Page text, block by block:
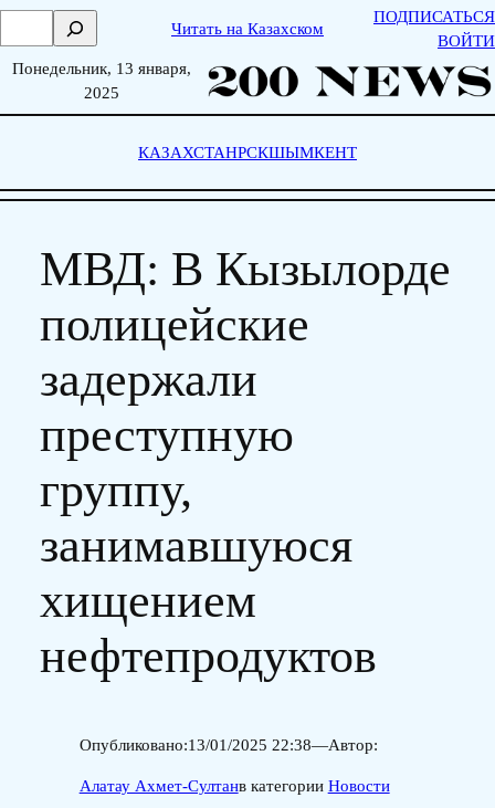
Skip
content
о
к
Читать на Казахском
ПОДПИСАТЬСЯ
ВОЙТИ
Понедельник, 13 января,
2025
КАЗАХСТАНРСКШЫМКЕНТ
МВД: В Кызылорде
полицейские
задержали
преступную
группу,
занимавшуюся
хищением
нефтепродуктов
Опубликовано:13/01/2025 22:38—Автор:
Алатау Ахмет-Султанв категории Новости